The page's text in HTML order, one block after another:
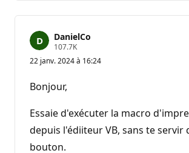
DanielCo
107.7KP
o
i
e
r
é
p
22 janv. 2024 à 16:24
Bonjour,
Essaie d'exécuter la macro
depuis l'édiiteur VB, sans te servir
bouton.